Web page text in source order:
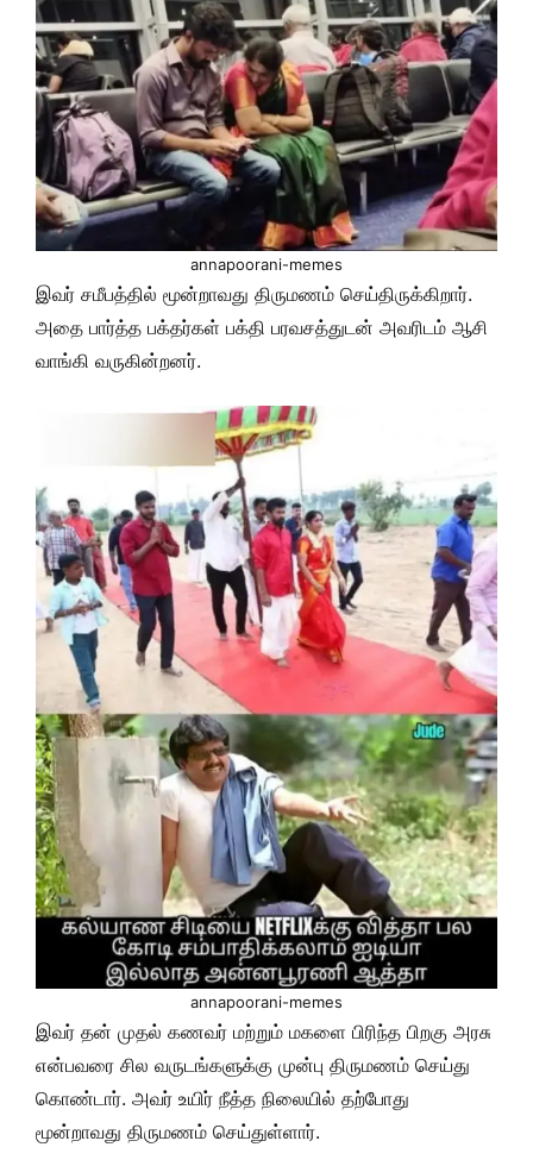
annapoorani-memes
இவர் சமீபத்தில் மூன்றாவது திருமணம் செய்திருக்கிறார்.
அதை பார்த்த பக்தர்கள் பக்தி பரவசத்துடன் அவரிடம் ஆசி
வாங்கி வருகின்றனர்.
annapoorani-memes
இவர் தன் முதல் கணவர் மற்றும் மகளை பிரிந்த பிறகு அரசு
என்பவரை சில வருடங்களுக்கு முன்பு திருமணம் செய்து
கொண்டார். அவர் உயிர் நீத்த நிலையில் தற்போது
மூன்றாவது திருமணம் செய்துள்ளார்.